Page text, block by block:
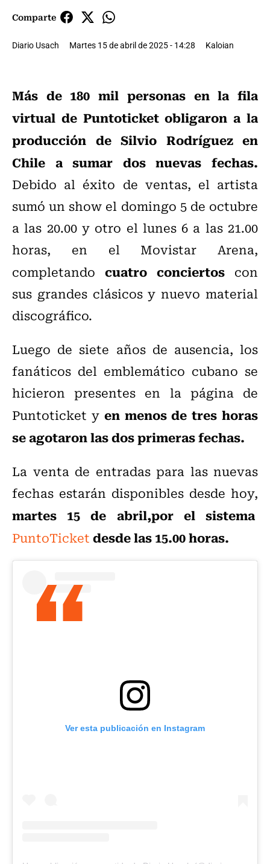
Comparte
Diario Usach Martes 15 de abril de 2025 - 14:28 Kaloian
Más de 180 mil personas en la fila
virtual de Puntoticket obligaron a la
producción de Silvio Rodríguez en
Chile a sumar dos nuevas fechas.
Debido al éxito de ventas, el artista
sumó un show el domingo 5 de octubre
a las 20.00 y otro el lunes 6 a las 21.00
horas, en el Movistar Arena,
completando cuatro conciertos con
sus grandes clásicos y nuevo material
discográfico.
Luego de siete años de ausencia, los
fanáticos del emblemático cubano se
hicieron presentes en la página de
Puntoticket y en menos de tres horas
se agotaron las dos primeras fechas.
La venta de entradas para las nuevas
fechas estarán disponibles desde hoy,
martes 15 de abril,por el sistema
PuntoTicketdesde las 15.00 horas.
Ver esta publicación en Instagram